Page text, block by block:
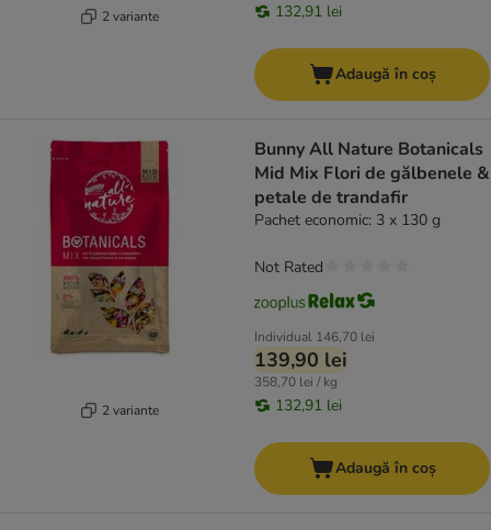
2 variante 132,91 lei
Adaugă în coș
2 variante
Bunny All Nature Botanicals
Mid Mix Flori de gălbenele &
petale de trandafir
Pachet economic: 3 x 130 g
Individual 146,70 lei
139,90 lei
358,70 lei / kg
132,91 lei
Not Rated
Adaugă în coș